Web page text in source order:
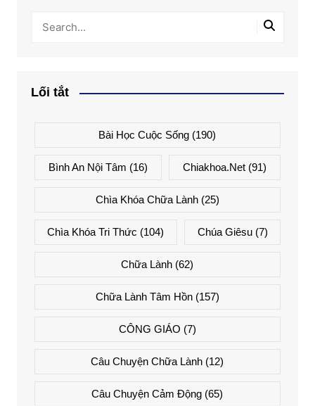
Lối tắt
Bài Học Cuộc Sống (190)
Bình An Nội Tâm (16) Chiakhoa.net (91)
Chìa Khóa Chữa Lành(25)
Chìa Khóa Tri Thức (104) Chúa Giêsu(7)
Chữa Lành (62)
Chữa Lành Tâm Hồn(157)
CÔNG GIÁO (7)
Câu Chuyện Chữa Lành (12)
Câu Chuyện Cảm Động (65)